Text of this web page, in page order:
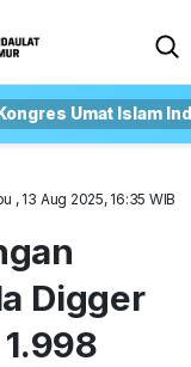
Umat Islam
, 13 Aug 2025, 16:35 WIB
Digger